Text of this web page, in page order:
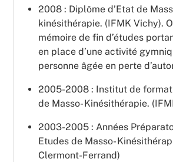
2008 : Diplôme d’Etat de
kinésithérapie. (IFMK Vichy).
mémoire de fin d’études
en place d’une activité
personne âgée en perte
2005-2008 : Institut de
de Masso- Kinésithérapie.
2003-2005 : Années
Etudes de Masso-
Clermont-Ferrand)